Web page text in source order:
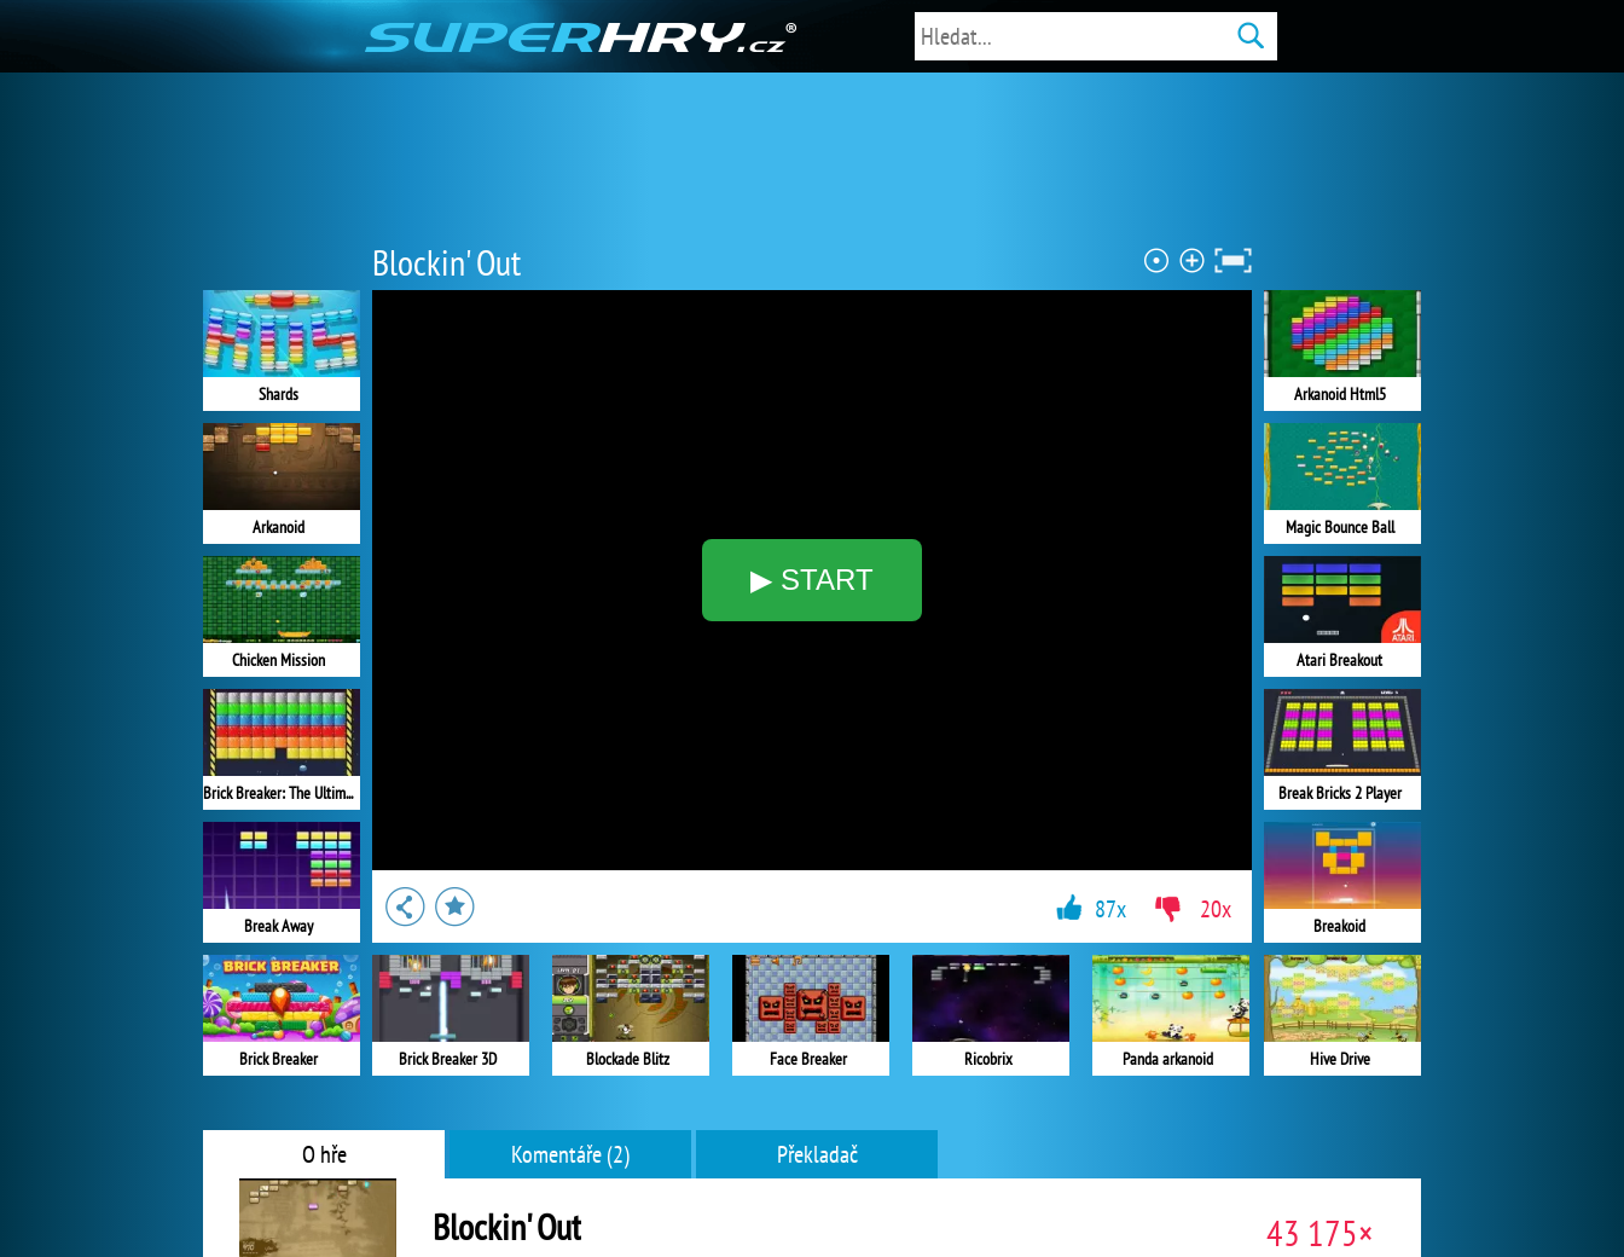
Blockin' Out
▶ START
Shards
Arkanoid
Chicken Mission
Brick Breaker: The Ultimate Challenge
Break Away
Brick Breaker
Arkanoid Html5
Magic Bounce Ball
Atari Breakout
Break Bricks 2 Player
Breakoid
Hive Drive
Brick Breaker 3D Blockade Blitz Face Breaker Ricobrix Panda arkanoid
87x 20x
O hře Komentáře (2) Překladač
Blockin' Out 43 175×